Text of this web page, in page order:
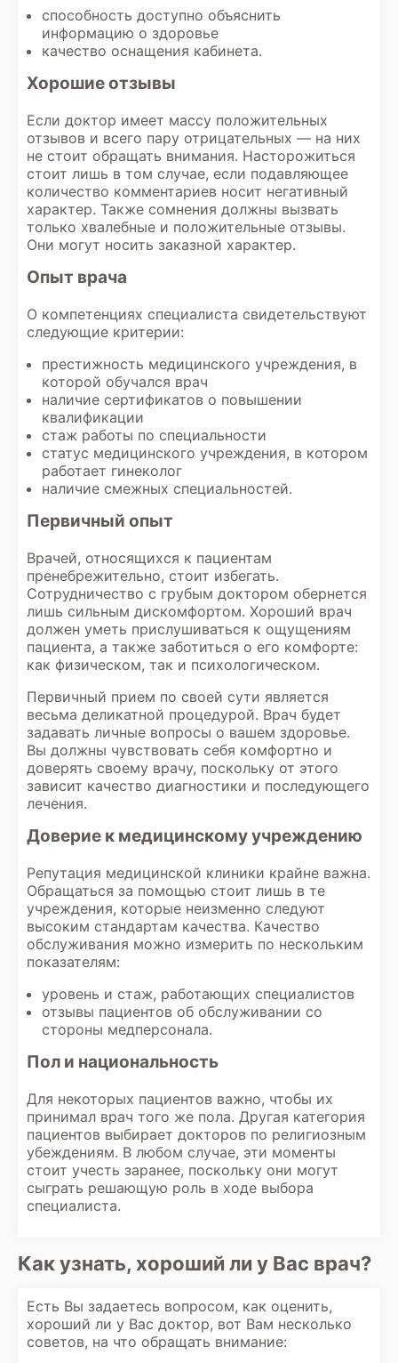
зависимости от специфики приема или
назначения врача, поэтому если у вас
есть сомнения, лучше уточнить, какие
именно документы требуются в
конкретной ситуации.
способность доступно объяснить
информацию о здоровье
качество оснащения кабинета.
Хорошие отзывы
Если доктор имеет массу положительных
отзывов и всего пару отрицательных — на них
не стоит обращать внимания. Насторожиться
стоит лишь в том случае, если подавляющее
количество комментариев носит негативный
характер. Также сомнения должны вызвать
только хвалебные и положительные отзывы.
Они могут носить заказной характер.
Опыт врача
О компетенциях специалиста свидетельствуют
следующие критерии:
престижность медицинского учреждения, в
которой обучался врач
наличие сертификатов о повышении
квалификации
стаж работы по специальности
статус медицинского учреждения, в котором
работает гинеколог
наличие смежных специальностей.
Первичный опыт
Врачей, относящихся к пациентам
пренебрежительно, стоит избегать.
Сотрудничество с грубым доктором обернется
лишь сильным дискомфортом. Хороший врач
должен уметь прислушиваться к ощущениям
пациента, а также заботиться о его комфорте:
как физическом, так и психологическом.
Первичный прием по своей сути является
весьма деликатной процедурой. Врач будет
задавать личные вопросы о вашем здоровье.
Вы должны чувствовать себя комфортно и
доверять своему врачу, поскольку от этого
зависит качество диагностики и последующего
лечения.
Доверие к медицинскому учреждению
Репутация медицинской клиники крайне важна.
Обращаться за помощью стоит лишь в те
учреждения, которые неизменно следуют
высоким стандартам качества. Качество
обслуживания можно измерить по нескольким
показателям:
уровень и стаж, работающих специалистов
отзывы пациентов об обслуживании со
стороны медперсонала.
Пол и национальность
Для некоторых пациентов важно, чтобы их
принимал врач того же пола. Другая категория
пациентов выбирает докторов по религиозным
убеждениям. В любом случае, эти моменты
стоит учесть заранее, поскольку они могут
сыграть решающую роль в ходе выбора
специалиста.
Как узнать, хороший ли у Вас врач?
Есть Вы задаетесь вопросом, как оценить,
хороший ли у Вас доктор, вот Вам несколько
советов, на что обращать внимание: